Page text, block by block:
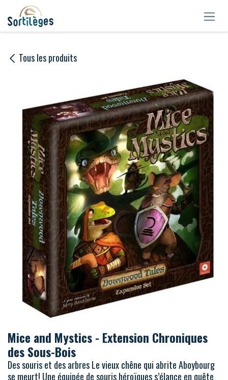
Se rendre au contenu
Tous les produits
Mice and Mystics - Extension Chroniques
des Sous-Bois
Des souris et des arbres Le vieux chêne qui abrite Aboybourg
se meurt! Une équipée de souris héroïques s’élance en quête